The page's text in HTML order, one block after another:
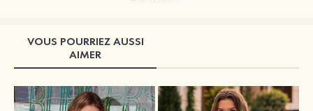
VOUS POURRIEZ AUSSI
AIMER